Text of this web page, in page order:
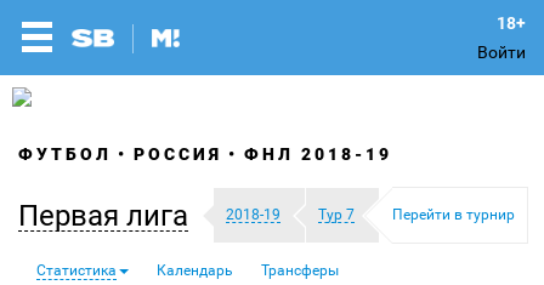
Войти
ФУТБОЛ РОССИЯ ФНЛ 2018-19
Первая лига 2018-19 Тур 7 Перейти в турнир
Статистика Календарь Трансферы